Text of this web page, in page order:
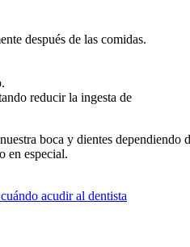
después de las comidas.
reducir la ingesta de
boca y dientes dependiendo
en especial.
acudir al dentista